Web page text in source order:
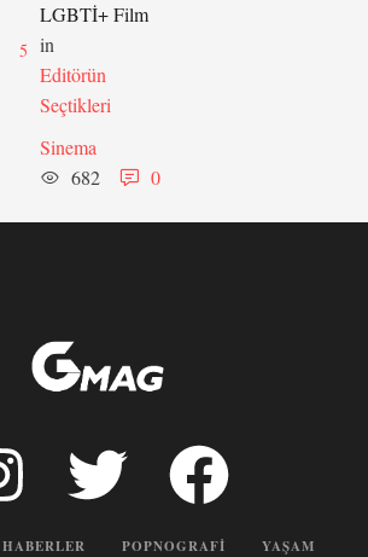
5
LGBTİ+ Film
in
Editörün
Seçtikleri
Sinema
682
0
HABERLER POPNOGRAFI YAŞAM